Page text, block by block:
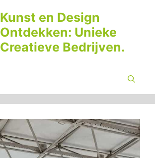
Kunst en Design
Ontdekken: Unieke
Creatieve Bedrijven.